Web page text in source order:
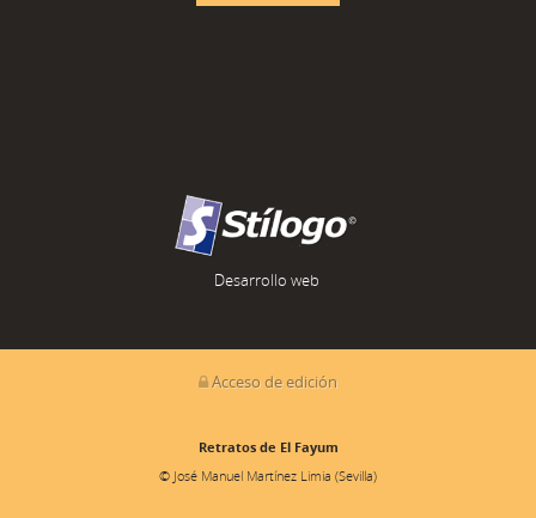
Desarrollo web
Acceso de edición
Retratos de El Fayum
© José Manuel Martínez Limia (Sevilla)